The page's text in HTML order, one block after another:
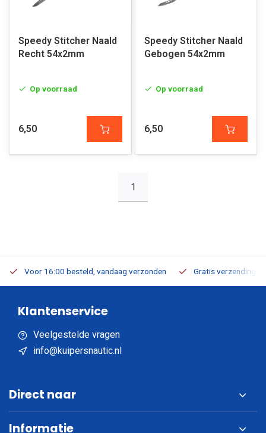
Speedy Stitcher Naald
Recht 54x2mm
Op voorraad
6,50
Speedy Stitcher Naald
Gebogen 54x2mm
Op voorraad
6,50
1
Voor 16:00 besteld, vandaag verzonden Gratis verzending
Klantenservice
Veelgestelde vragen
info@kuipersnautic.nl
Direct naar
Informatie